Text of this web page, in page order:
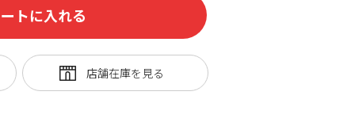
トに入れる